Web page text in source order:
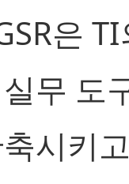
은
무 도
시키